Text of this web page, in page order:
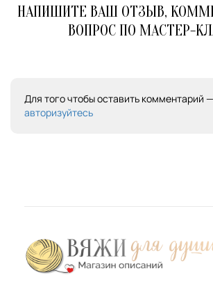
НАПИШИТЕ ВАШ ОТЗЫВ,
ВОПРОС ПО МАСТЕР-
Для того чтобы оставить комментарий —
авторизуйтесь